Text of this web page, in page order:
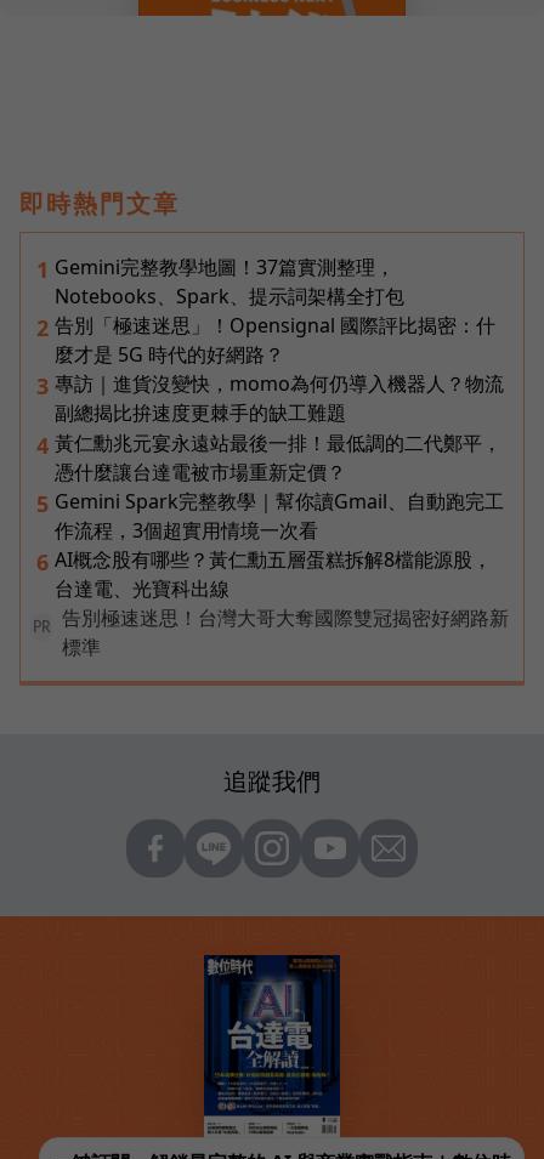
即時熱門文章
1 Gemini完整教學地圖！37篇實測整理，
Notebooks、Spark、提示詞架構全打包
2 告別「極速迷思」！Opensignal 國際評比揭密：什
麼才是 5G 時代的好網路？
3 專訪｜進貨沒變快，momo為何仍導入機器人？物流
副總揭比拚速度更棘手的缺工難題
4 黃仁勳兆元宴永遠站最後一排！最低調的二代鄭平，
憑什麼讓台達電被市場重新定價？
5 Gemini Spark完整教學｜幫你讀Gmail、自動跑完工
作流程，3個超實用情境一次看
6 AI概念股有哪些？黃仁勳五層蛋糕拆解8檔能源股，
台達電、光寶科出線
PR
告別極速迷思！台灣大哥大奪國際雙冠揭密好網路新
標準
追蹤我們